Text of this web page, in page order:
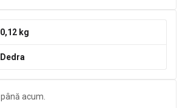
0,12 kg
Dedra
acum.